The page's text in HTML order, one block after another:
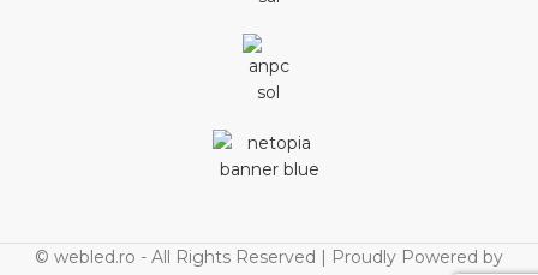
© webled.ro - All Rights Reserved | Proudly Powered by